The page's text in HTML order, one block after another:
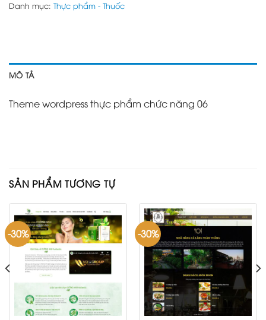
Danh mục: Thực phẩm - Thuốc
MÔ TẢ
Theme wordpress thực phẩm chức năng 06
SẢN PHẨM TƯƠNG TỰ
-30% -30%